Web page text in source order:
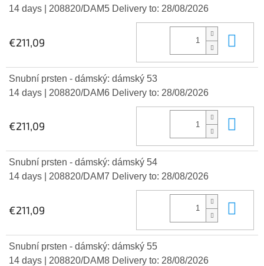
14 days
| 208820/DAM5 Delivery to: 28/08/2026
€211,09
Snubní prsten - dámský: dámský 53
14 days
| 208820/DAM6 Delivery to: 28/08/2026
€211,09
Snubní prsten - dámský: dámský 54
14 days
| 208820/DAM7 Delivery to: 28/08/2026
€211,09
Snubní prsten - dámský: dámský 55
14 days
| 208820/DAM8 Delivery to: 28/08/2026